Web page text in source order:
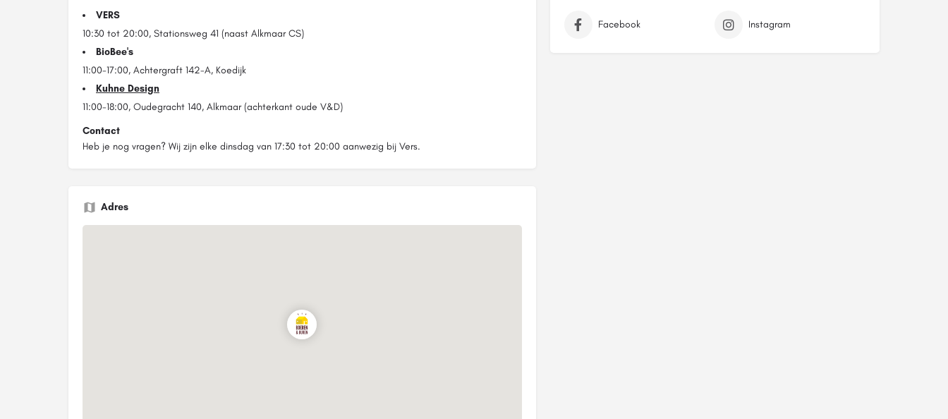
VERS
10:30 tot 20:00, Stationsweg 41 (naast Alkmaar CS)
BioBee's
11:00-17:00, Achtergraft 142-A, Koedijk
Kuhne Design
11:00-18:00, Oudegracht 140, Alkmaar (achterkant oude V&D)
Contact
Heb je nog vragen? Wij zijn elke dinsdag van 17:30 tot 20:00 aanwezig bij Vers.
Adres
Facebook Instagram